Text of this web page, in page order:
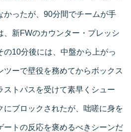
かったが、90分間でチームが手
、新FWのカウンター・プレッシ
の10分後には、中盤から上がっ
ツーで壁役を務めてからボックス
ストパスを受けて素早くシュー
にブロックされたが、咄嗟に身を
ートの反応を褒めるべきシーンだ